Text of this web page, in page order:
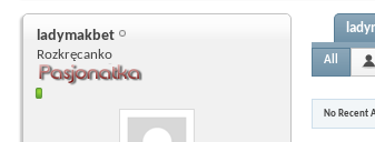
ladymakbet
Rozkręcanko All
No Recent